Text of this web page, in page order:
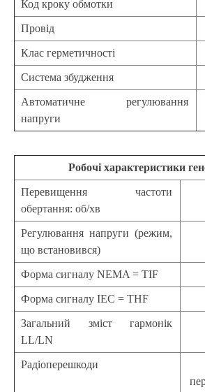
Код кроку обмотки
Провід
Клас герметичності
Система збудження
Автоматичне регулювання
напруги
Робочі характеристики
Перевищення частоти
обертання: об/хв
Регулювання напруги (режим,
що встановився)
Форма сигналу NEMA = TIF
Форма сигналу IEC = THF
Загальний зміст гармонік
LL/LN
Радіоперешкоди